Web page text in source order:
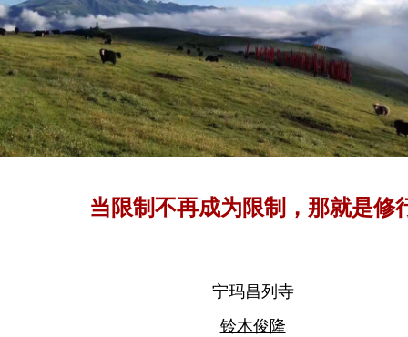
当限制不再成为限制，那就是修
宁玛昌列寺
铃木俊隆